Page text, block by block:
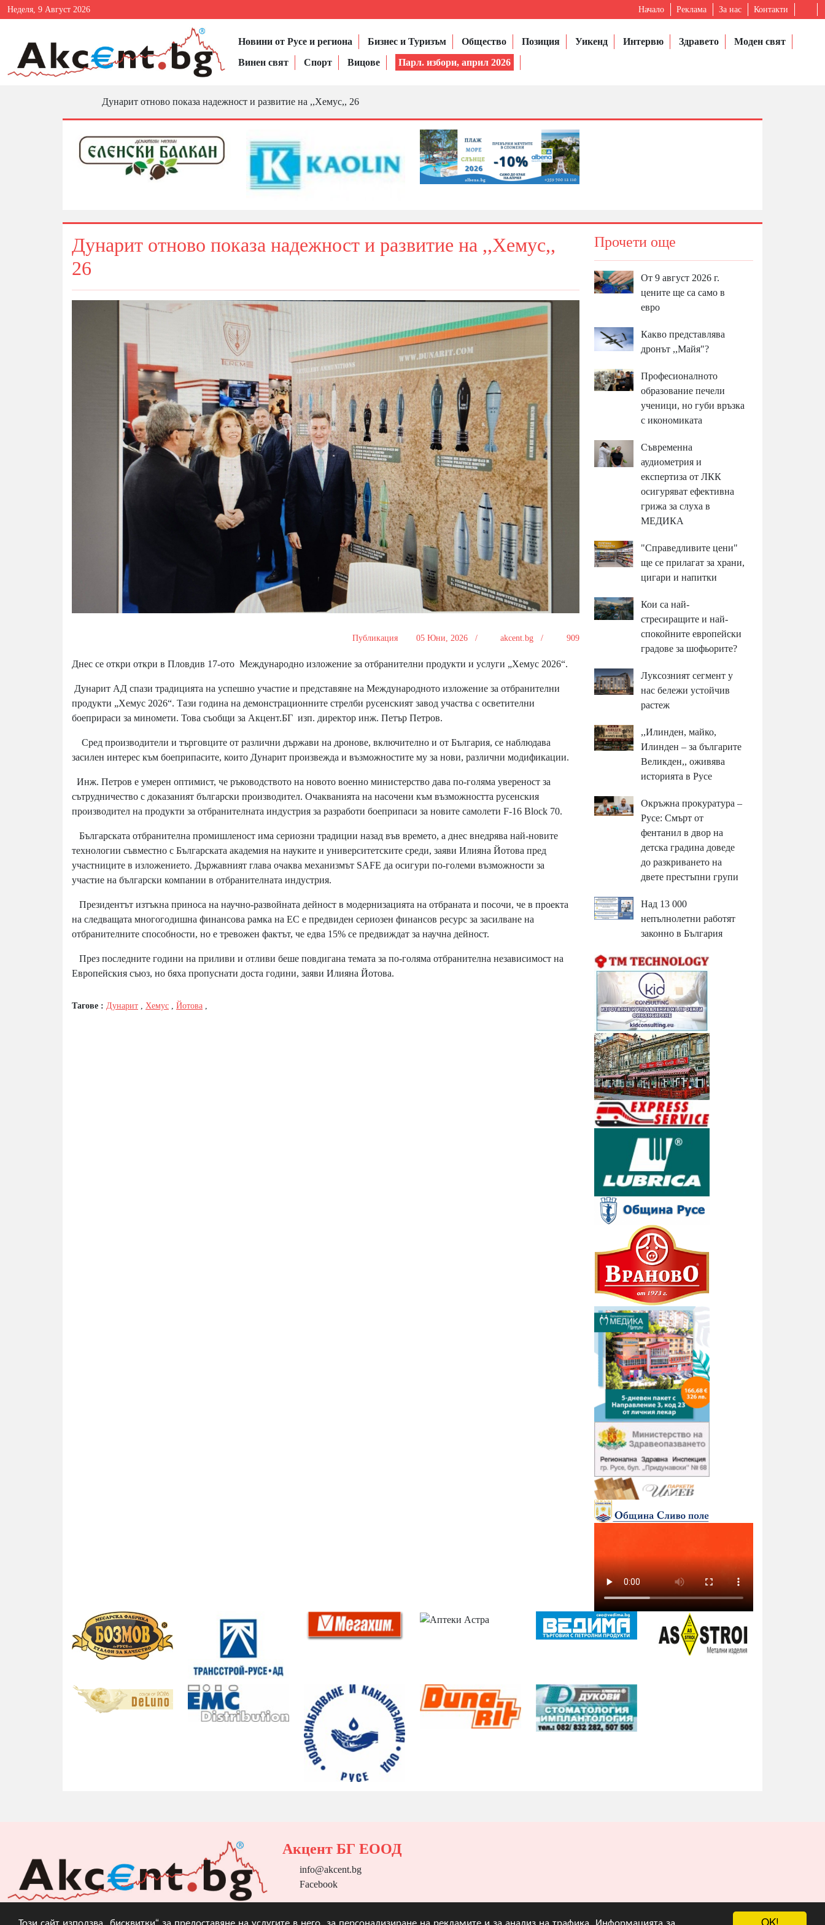
OK!
Този сайт използва „бисквитки“ за предоставяне на услугите в него, за персонализиране на рекламите и за анализ на трафика. Информацията за
Неделя, 9 Август 2026 Начало Реклама За нас Контакти
Новини от Русе и региона Бизнес и Туризъм Общество Позиция Уикенд Интервю Здравето
Моден свят
Винен свят
Спорт Вицове Парл. избори, април 2026
Дунарит отново показа надежност и развитие на ,,Хемус,, 26
Дунарит отново показа надежност и развитие на ,,Хемус,,
26
Публикация 05 Юни, 2026 / akcent.bg / 909
Днес се откри откри в Пловдив 17-ото Международно изложение за отбранителни продукти и услуги „Хемус 2026“.
Дунарит АД спази традицията на успешно участие и представяне на Международното изложение за отбранителни
продукти „Хемус 2026“. Тази година на демонстрационните стрелби русенският завод участва с осветителни
боеприраси за миномети. Това съобщи за Акцент.БГ изп. директор инж. Петър Петров.
Сред производители и търговците от различни държави на дронове, включително и от България, се наблюдава
засилен интерес към боеприпасите, които Дунарит произвежда и възможностите му за нови, различни модификации.
Инж. Петров е умерен оптимист, че ръководството на новото военно министерство дава по-голяма увереност за
сътрудничество с доказаният български производител. Очакванията на насочени към възможността русенския
производител на продукти за отбранителната индустрия за разработи боеприпаси за новите самолети F-16 Block 70.
Българската отбранителна промишленост има сериозни традиции назад във времето, а днес внедрява най-новите
технологии съвместно с Българската академия на науките и университетските среди, заяви Илияна Йотова пред
участниците в изложението. Държавният глава очаква механизмът SAFE да осигури по-големи възможности за
участие на български компании в отбранителната индустрия.
Президентът изтъкна приноса на научно-развойната дейност в модернизацията на отбраната и посочи, че в проекта
на следващата многогодишна финансова рамка на ЕС е предвиден сериозен финансов ресурс за засилване на
отбранителните способности, но е тревожен фактът, че едва 15% се предвиждат за научна дейност.
През последните години на приливи и отливи беше повдигана темата за по-голяма отбранителна независимост на
Европейския съюз, но бяха пропуснати доста години, заяви Илияна Йотова.
Тагове : Дунарит Хемус Йотова
Прочети още
От 9 август 2026 г.
цените ще са само в
евро
Какво представлява
дронът ,,Майя"?
Професионалното
образование печели
ученици, но губи връзка
с икономиката
Съвременна
аудиометрия и
експертиза от ЛКК
осигуряват ефективна
грижа за слуха в
МЕДИКА
"Справедливите цени"
ще се прилагат за храни,
цигари и напитки
Кои са най-
стресиращите и най-
спокойните европейски
градове за шофьорите?
Луксозният сегмент у
нас бележи устойчив
растеж
,,Илинден, майко,
Илинден – за българите
Великден,, оживява
историята в Русе
Окръжна прокуратура –
Русе: Смърт от
фентанил в двор на
детска градина доведе
до разкриването на
двете престъпни групи
Над 13 000
непълнолетни работят
законно в България
Акцент БГ ЕООД
info@akcent.bg
Facebook